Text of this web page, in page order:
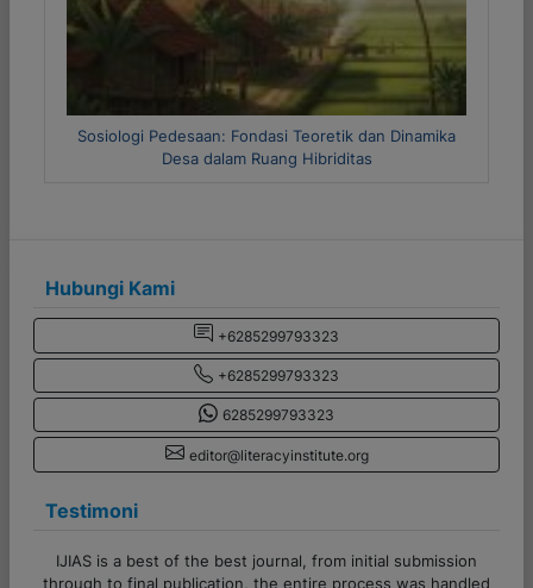
Metode Riset Kuantitatif dan Kualitatif
Hubungi Kami
+6285299793323
+6285299793323
6285299793323
editor@literacyinstitute.org
Testimoni
Terima kasih banyak untuk admin CV Literasi Indonesia!
Pelayanannya cepat, responsif, dan sangat membantu